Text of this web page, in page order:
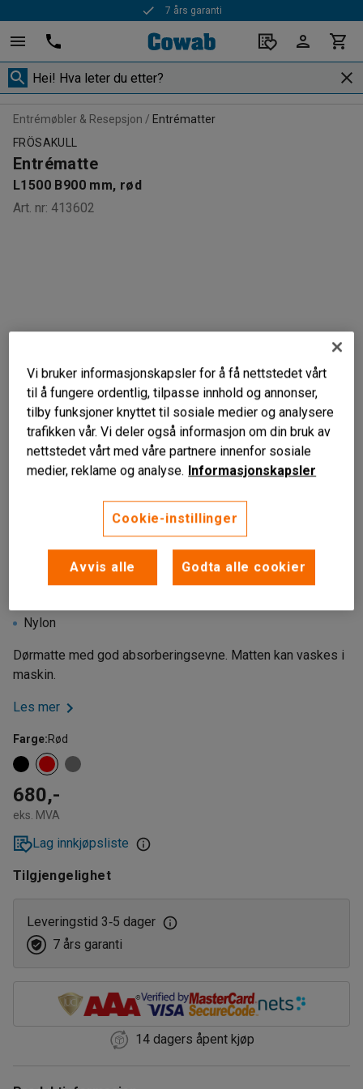
7 års garanti
Entrémøbler & Resepsjon
Entrématter
FRÖSAKULL
Entrématte
L1500 B900 mm, rød
Art. nr: 413602
God absorberingsevne
Nylon
Dørmatte med god absorberingsevne. Matten kan vaskes i
maskin.
Les mer
Farge:Rød
680,-
eks. MVA
Lag innkjøpsliste
Tilgjengelighet
Leveringstid 3‑5 dager
7 års garanti
14 dagers åpent kjøp
Vi bruker informasjonskapsler for å få nettstedet vårt
til å fungere ordentlig, tilpasse innhold og annonser,
tilby funksjoner knyttet til sosiale medier og analysere
trafikken vår. Vi deler også informasjon om din bruk av
nettstedet vårt med våre partnere innenfor sosiale
medier, reklame og analyse. Informasjonskapsler
Cookie-instillinger
Avvis alle Godta alle cookier